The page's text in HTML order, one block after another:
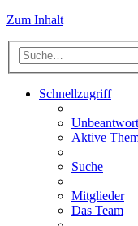
Zum Inhalt
Schnellzugriff
Aktive
Suche
Mitglieder
Das Team